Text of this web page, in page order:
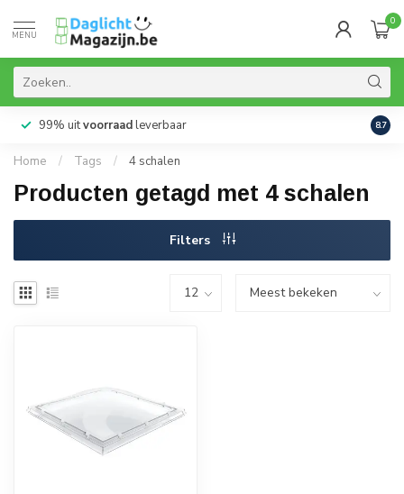
MENU
0
99% uitvoorraadleverbaar 8.7
Home / Tags / 4 schalen
Producten getagd met 4 schalen
Filters